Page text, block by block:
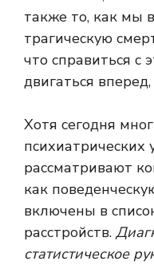
также то, как мы
трагическую
что справиться с
двигаться
Хотя сегодня
психиатрических
рассматривают
как
включены в
расстройств.
статистическое